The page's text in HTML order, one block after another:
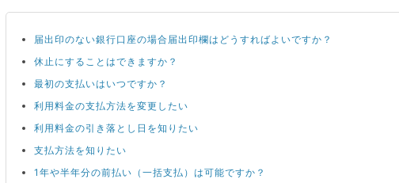
届出印のない銀行口座の場合届出印欄はどうすればよいですか？
休止にすることはできますか？
最初の支払いはいつですか？
利用料金の支払方法を変更したい
利用料金の引き落とし日を知りたい
支払方法を知りたい
1年や半年分の前払い（一括支払）は可能ですか？